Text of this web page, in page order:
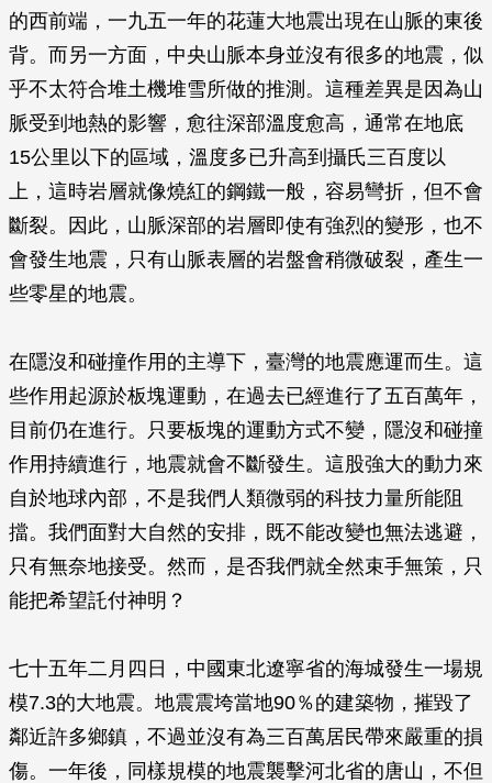
的西前端，一九五一年的花蓮大地震出現在山脈的東後
背。而另一方面，中央山脈本身並沒有很多的地震，似
乎不太符合堆土機堆雪所做的推測。這種差異是因為山
脈受到地熱的影響，愈往深部溫度愈高，通常在地底
15公里以下的區域，溫度多已升高到攝氏三百度以
上，這時岩層就像燒紅的鋼鐵一般，容易彎折，但不會
斷裂。因此，山脈深部的岩層即使有強烈的變形，也不
會發生地震，只有山脈表層的岩盤會稍微破裂，產生一
些零星的地震。
在隱沒和碰撞作用的主導下，臺灣的地震應運而生。這
些作用起源於板塊運動，在過去已經進行了五百萬年，
目前仍在進行。只要板塊的運動方式不變，隱沒和碰撞
作用持續進行，地震就會不斷發生。這股強大的動力來
自於地球內部，不是我們人類微弱的科技力量所能阻
擋。我們面對大自然的安排，既不能改變也無法逃避，
只有無奈地接受。然而，是否我們就全然束手無策，只
能把希望託付神明？
七十五年二月四日，中國東北遼寧省的海城發生一場規
模7.3的大地震。地震震垮當地90％的建築物，摧毀了
鄰近許多鄉鎮，不過並沒有為三百萬居民帶來嚴重的損
傷。一年後，同樣規模的地震襲擊河北省的唐山，不但